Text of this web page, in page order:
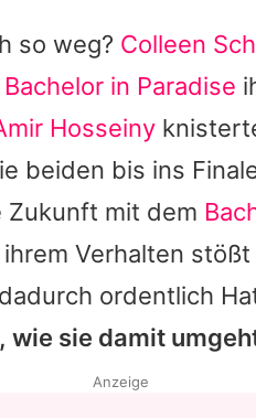
so weg? Colleen
Bachelor in Paradise
Hosseiny
beiden bis ins
Zukunft mit dem
Verhalten
ordentlich
, wie sie damit
Anzeige